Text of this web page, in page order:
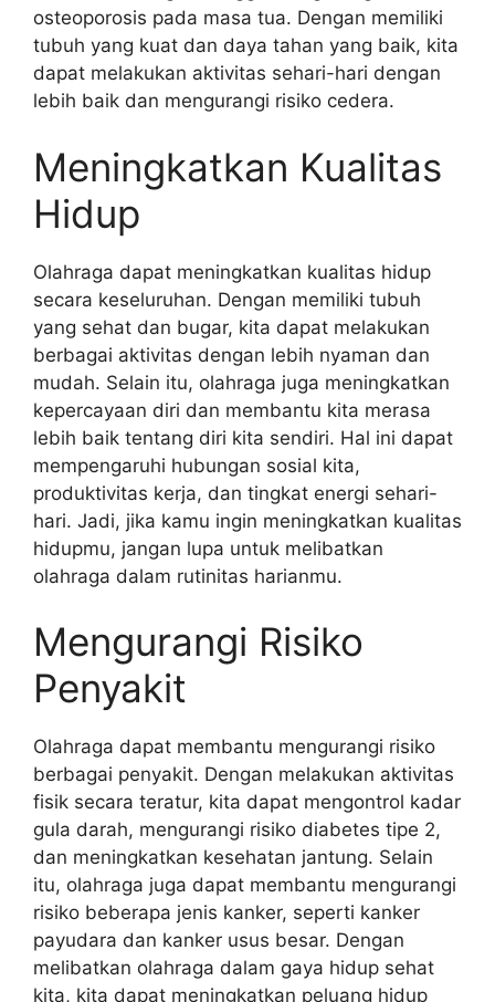
osteoporosis pada masa tua. Dengan memiliki
tubuh yang kuat dan daya tahan yang baik, kita
dapat melakukan aktivitas sehari-hari dengan
lebih baik dan mengurangi risiko cedera.
Meningkatkan Kualitas
Hidup
Olahraga dapat meningkatkan kualitas hidup
secara keseluruhan. Dengan memiliki tubuh
yang sehat dan bugar, kita dapat melakukan
berbagai aktivitas dengan lebih nyaman dan
mudah. Selain itu, olahraga juga meningkatkan
kepercayaan diri dan membantu kita merasa
lebih baik tentang diri kita sendiri. Hal ini dapat
mempengaruhi hubungan sosial kita,
produktivitas kerja, dan tingkat energi sehari-
hari. Jadi, jika kamu ingin meningkatkan kualitas
hidupmu, jangan lupa untuk melibatkan
olahraga dalam rutinitas harianmu.
Mengurangi Risiko
Penyakit
Olahraga dapat membantu mengurangi risiko
berbagai penyakit. Dengan melakukan aktivitas
fisik secara teratur, kita dapat mengontrol kadar
gula darah, mengurangi risiko diabetes tipe 2,
dan meningkatkan kesehatan jantung. Selain
itu, olahraga juga dapat membantu mengurangi
risiko beberapa jenis kanker, seperti kanker
payudara dan kanker usus besar. Dengan
melibatkan olahraga dalam gaya hidup sehat
kita, kita dapat meningkatkan peluang hidup